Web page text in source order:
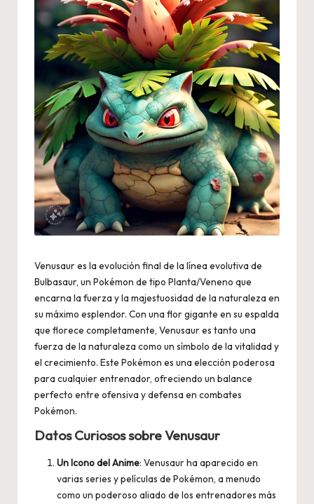
Venusaur es la evolución final de la línea evolutiva de
Bulbasaur, un Pokémon de tipo Planta/Veneno que
encarna la fuerza y la majestuosidad de la naturaleza en
su máximo esplendor. Con una flor gigante en su espalda
que florece completamente, Venusaur es tanto una
fuerza de la naturaleza como un símbolo de la vitalidad y
el crecimiento. Este Pokémon es una elección poderosa
para cualquier entrenador, ofreciendo un balance
perfecto entre ofensiva y defensa en combates
Pokémon.
Datos Curiosos sobre Venusaur
Un Icono del Anime: Venusaur ha aparecido en
varias series y películas de Pokémon, a menudo
como un poderoso aliado de los entrenadores más